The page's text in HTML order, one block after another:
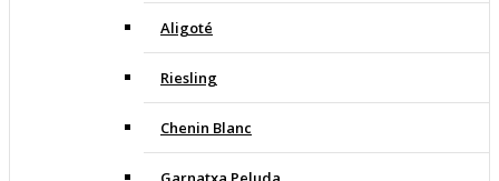
Aligoté
Riesling
Chenin Blanc